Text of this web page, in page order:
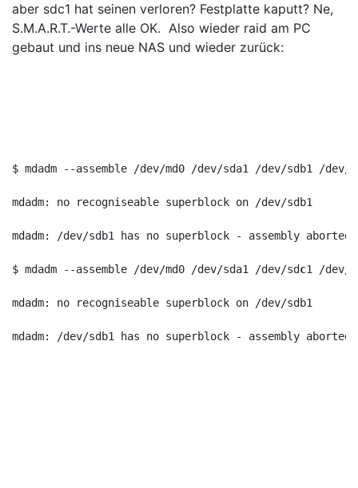
aber sdc1 hat seinen verloren? Festplatte kaputt? Ne,
S.M.A.R.T.-Werte alle OK. Also wieder raid am PC
gebaut und ins neue NAS und wieder zurück:
$ mdadm --assemble /dev/md0 /dev/sda1 /dev/sdb1 /dev/
mdadm: no recogniseable superblock on /dev/sdb1
mdadm: /dev/sdb1 has no superblock - assembly aborted
$ mdadm --assemble /dev/md0 /dev/sda1 /dev/sdc1 /dev/
mdadm: no recogniseable superblock on /dev/sdb1
mdadm: /dev/sdb1 has no superblock - assembly aborted